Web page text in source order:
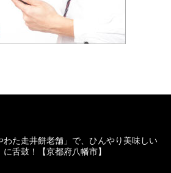
た走井餅老舗」で、ひんやり美味しい
舌鼓！【京都府八幡市】